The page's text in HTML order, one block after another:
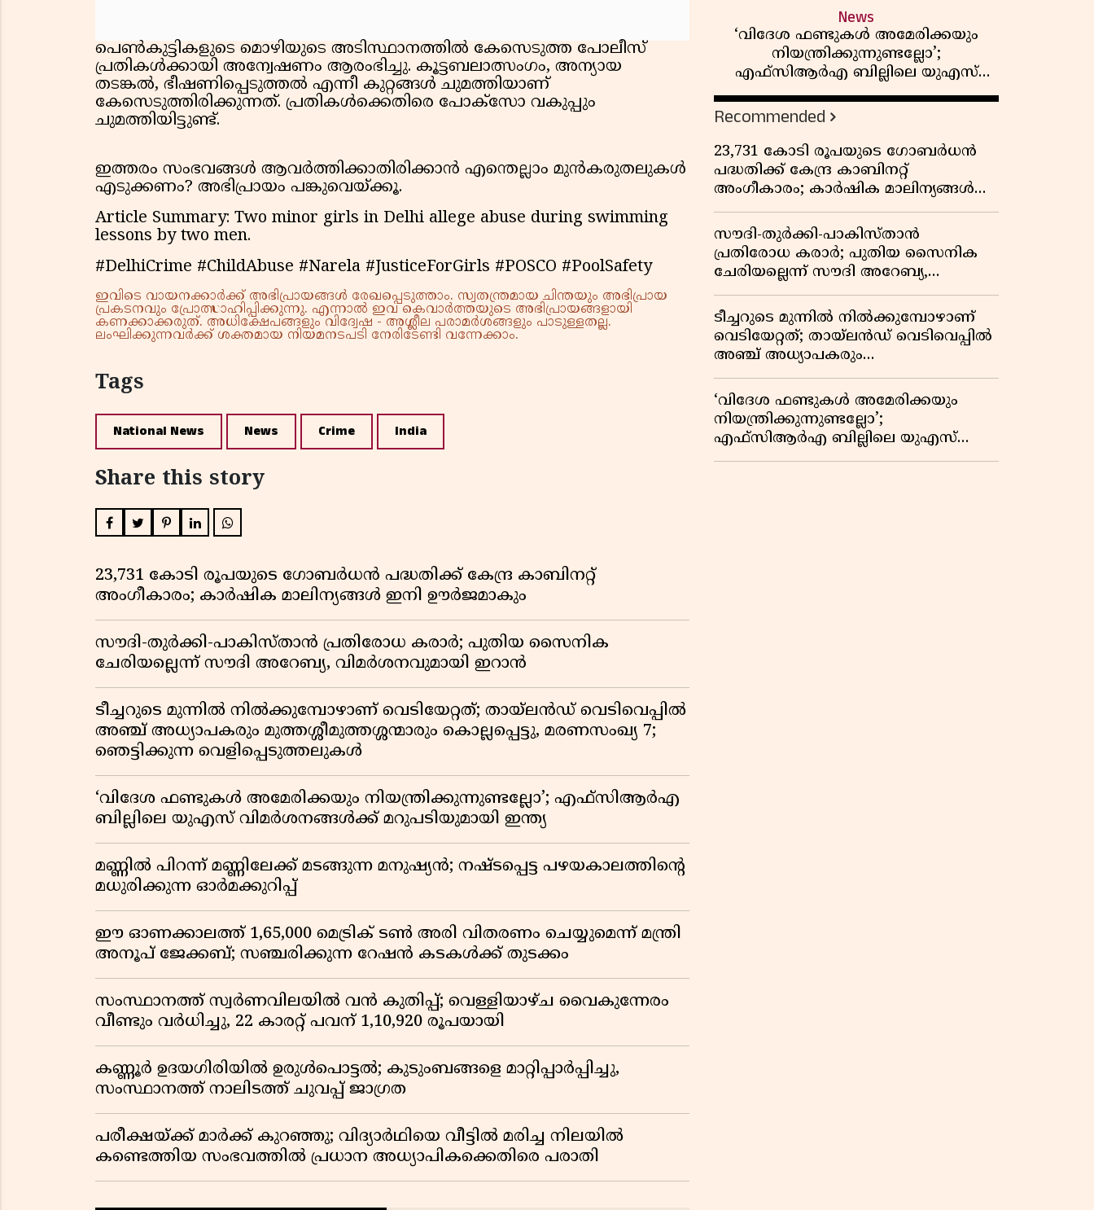
പെൺകുട്ടികളുടെ മൊഴിയുടെ അടിസ്ഥാനത്തിൽ കേസെടുത്ത പോലീസ്
പ്രതികൾക്കായി അന്വേഷണം ആരംഭിച്ചു. കൂട്ടബലാത്സംഗം, അന്യായ
തടങ്കൽ, ഭീഷണിപ്പെടുത്തൽ എന്നീ കുറ്റങ്ങൾ ചുമത്തിയാണ്
കേസെടുത്തിരിക്കുന്നത്. പ്രതികൾക്കെതിരെ പോക്സോ വകുപ്പും
ചുമത്തിയിട്ടുണ്ട്.
ഇത്തരം സംഭവങ്ങൾ ആവർത്തിക്കാതിരിക്കാൻ എന്തെല്ലാം മുൻകരുതലുകൾ
എടുക്കണം? അഭിപ്രായം പങ്കുവെയ്ക്കൂ.
Article Summary: Two minor girls in Delhi allege abuse during swimming
lessons by two men.
#DelhiCrime #ChildAbuse #Narela #JusticeForGirls #POSCO #PoolSafety
ഇവിടെ വായനക്കാർക്ക് അഭിപ്രായങ്ങൾ രേഖപ്പെടുത്താം. സ്വതന്ത്രമായ ചിന്തയും അഭിപ്രായ
പ്രകടനവും പ്രോത്സാഹിപ്പിക്കുന്നു. എന്നാൽ ഇവ കെവാർത്തയുടെ അഭിപ്രായങ്ങളായി
കണക്കാക്കരുത്. അധിക്ഷേപങ്ങളും വിദ്വേഷ - അശ്ലീല പരാമർശങ്ങളും പാടുള്ളതല്ല.
ലംഘിക്കുന്നവർക്ക് ശക്തമായ നിയമനടപടി നേരിടേണ്ടി വന്നേക്കാം.
Tags
National News News Crime India
Share this story
23,731 കോടി രൂപയുടെ ഗോബർധൻ പദ്ധതിക്ക് കേന്ദ്ര കാബിനറ്റ്
അംഗീകാരം; കാർഷിക മാലിന്യങ്ങൾ ഇനി ഊർജമാകും
സൗദി-തുർക്കി-പാകിസ്താൻ പ്രതിരോധ കരാർ; പുതിയ സൈനിക
ചേരിയല്ലെന്ന് സൗദി അറേബ്യ, വിമർശനവുമായി ഇറാൻ
ടീച്ചറുടെ മുന്നിൽ നിൽക്കുമ്പോഴാണ് വെടിയേറ്റത്; തായ്‌ലൻഡ് വെടിവെപ്പിൽ
അഞ്ച് അധ്യാപകരും മുത്തശ്ശീമുത്തശ്ശന്മാരും കൊല്ലപ്പെട്ടു, മരണസംഖ്യ 7;
ഞെട്ടിക്കുന്ന വെളിപ്പെടുത്തലുകൾ
‘വിദേശ ഫണ്ടുകൾ അമേരിക്കയും നിയന്ത്രിക്കുന്നുണ്ടല്ലോ’; എഫ്സിആർഎ
ബില്ലിലെ യുഎസ് വിമർശനങ്ങൾക്ക് മറുപടിയുമായി ഇന്ത്യ
മണ്ണിൽ പിറന്ന് മണ്ണിലേക്ക് മടങ്ങുന്ന മനുഷ്യൻ; നഷ്ടപ്പെട്ട പഴയകാലത്തിൻ്റെ
മധുരിക്കുന്ന ഓർമക്കുറിപ്പ്
ഈ ഓണക്കാലത്ത് 1,65,000 മെട്രിക് ടൺ അരി വിതരണം ചെയ്യുമെന്ന് മന്ത്രി
അനൂപ് ജേക്കബ്; സഞ്ചരിക്കുന്ന റേഷൻ കടകൾക്ക് തുടക്കം
സംസ്ഥാനത്ത് സ്വർണവിലയിൽ വൻ കുതിപ്പ്; വെള്ളിയാഴ്ച വൈകുന്നേരം
വീണ്ടും വർധിച്ചു, 22 കാരറ്റ് പവന് 1,10,920 രൂപയായി
കണ്ണൂർ ഉദയഗിരിയിൽ ഉരുൾപൊട്ടൽ; കുടുംബങ്ങളെ മാറ്റിപ്പാർപ്പിച്ചു,
സംസ്ഥാനത്ത് നാലിടത്ത് ചുവപ്പ് ജാഗ്രത
പരീക്ഷയ്ക്ക് മാർക്ക് കുറഞ്ഞു; വിദ്യാർഥിയെ വീട്ടിൽ മരിച്ച നിലയിൽ
കണ്ടെത്തിയ സംഭവത്തിൽ പ്രധാന അധ്യാപികക്കെതിരെ പരാതി
News
‘വിദേശ ഫണ്ടുകൾ അമേരിക്കയും
നിയന്ത്രിക്കുന്നുണ്ടല്ലോ’;
എഫ്സിആർഎ ബില്ലിലെ യുഎസ്
വിമർശനങ്ങൾക്ക് മറുപടിയുമായി ഇന്ത്യ
Recommended
23,731 കോടി രൂപയുടെ ഗോബർധൻ
പദ്ധതിക്ക് കേന്ദ്ര കാബിനറ്റ്
അംഗീകാരം; കാർഷിക മാലിന്യങ്ങൾ
ഇനി ഊർജമാകും
സൗദി-തുർക്കി-പാകിസ്താൻ
പ്രതിരോധ കരാർ; പുതിയ സൈനിക
ചേരിയല്ലെന്ന് സൗദി അറേബ്യ,
വിമർശനവുമായി ഇറാൻ
ടീച്ചറുടെ മുന്നിൽ നിൽക്കുമ്പോഴാണ്
വെടിയേറ്റത്; തായ്‌ലൻഡ് വെടിവെപ്പിൽ
അഞ്ച് അധ്യാപകരും
മുത്തശ്ശീമുത്തശ്ശന്മാരും കൊല്ലപ്പെട്ടു,
മരണസംഖ്യ 7; ഞെട്ടിക്കുന്ന
വെളിപ്പെടുത്തലുകൾ
‘വിദേശ ഫണ്ടുകൾ അമേരിക്കയും
നിയന്ത്രിക്കുന്നുണ്ടല്ലോ’;
എഫ്സിആർഎ ബില്ലിലെ യുഎസ്
വിമർശനങ്ങൾക്ക് മറുപടിയുമായി ഇന്ത്യ